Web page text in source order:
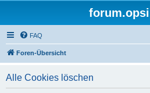
FAQ
Foren-Übersicht
Alle Cookies löschen